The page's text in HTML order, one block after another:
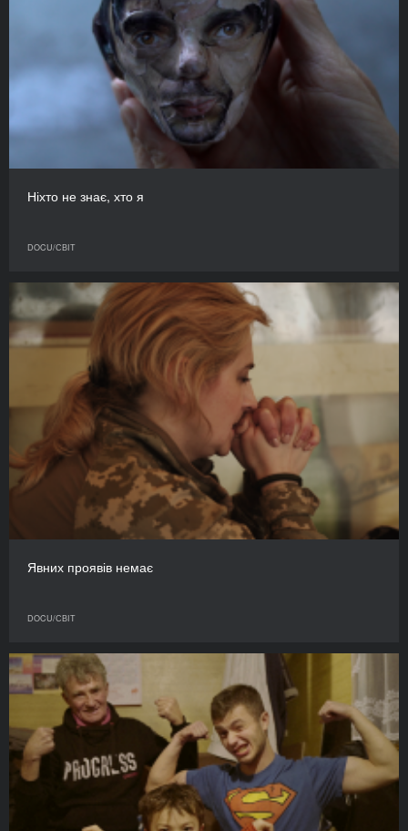
Ніхто не знає, хто я
DOCU/СВІТ
Явних проявів немає
DOCU/СВІТ